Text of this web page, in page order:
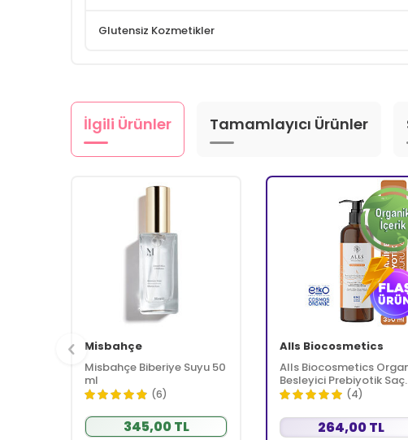
Glutensiz Kozmetikler
İlgili Ürünler Tamamlayıcı Ürünler
Misbahçe
Misbahçe Biberiye Suyu 50
ml
(6)
345,00 TL
Alls Biocosmetics
Alls Biocosmetics
Besleyici Prebiyotik Saç
Kremi 350 ml(4)
264,00 TL